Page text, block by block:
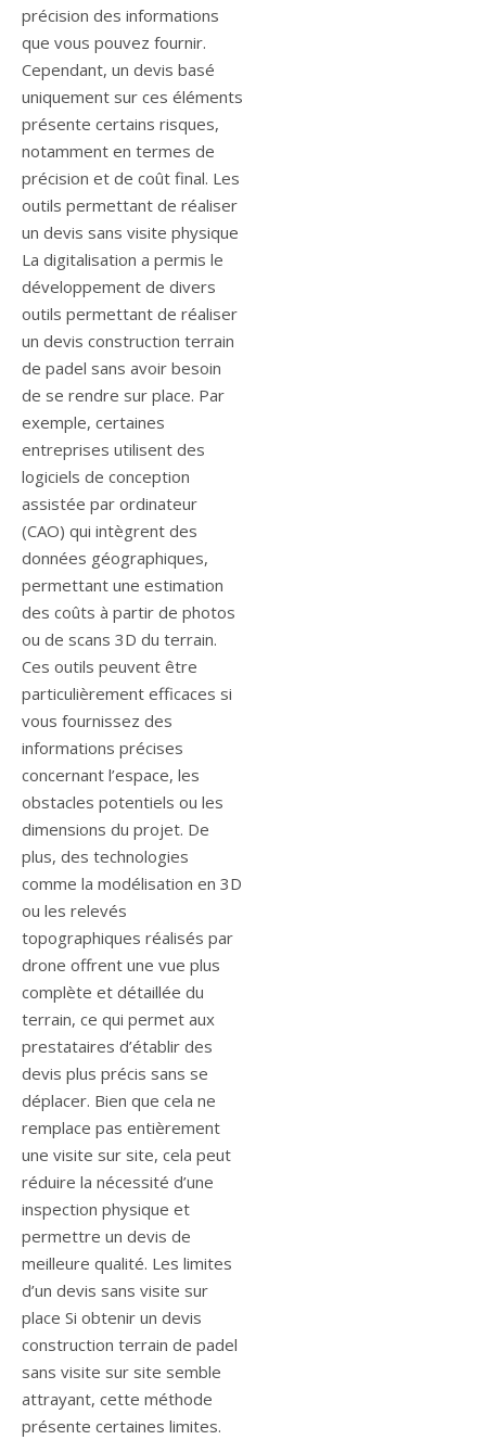
précision des informations
que vous pouvez fournir.
Cependant, un devis basé
uniquement sur ces éléments
présente certains risques,
notamment en termes de
précision et de coût final. Les
outils permettant de réaliser
un devis sans visite physique
La digitalisation a permis le
développement de divers
outils permettant de réaliser
un devis construction terrain
de padel sans avoir besoin
de se rendre sur place. Par
exemple, certaines
entreprises utilisent des
logiciels de conception
assistée par ordinateur
(CAO) qui intègrent des
données géographiques,
permettant une estimation
des coûts à partir de photos
ou de scans 3D du terrain.
Ces outils peuvent être
particulièrement efficaces si
vous fournissez des
informations précises
concernant l’espace, les
obstacles potentiels ou les
dimensions du projet. De
plus, des technologies
comme la modélisation en 3D
ou les relevés
topographiques réalisés par
drone offrent une vue plus
complète et détaillée du
terrain, ce qui permet aux
prestataires d’établir des
devis plus précis sans se
déplacer. Bien que cela ne
remplace pas entièrement
une visite sur site, cela peut
réduire la nécessité d’une
inspection physique et
permettre un devis de
meilleure qualité. Les limites
d’un devis sans visite sur
place Si obtenir un devis
construction terrain de padel
sans visite sur site semble
attrayant, cette méthode
présente certaines limites.